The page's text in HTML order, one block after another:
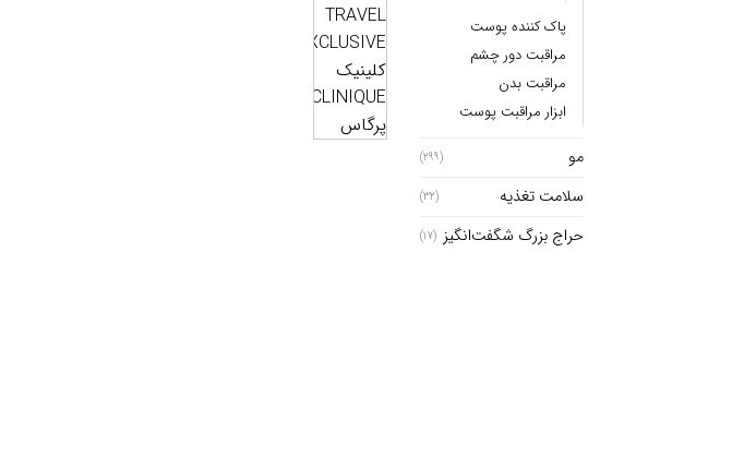
پاک کننده پوست
مراقبت دور چشم
مراقبت بدن
ابزار مراقبت پوست
مو (299)
سلامت تغذیه (32)
حراج بزرگ شگفت‌انگیز (17)